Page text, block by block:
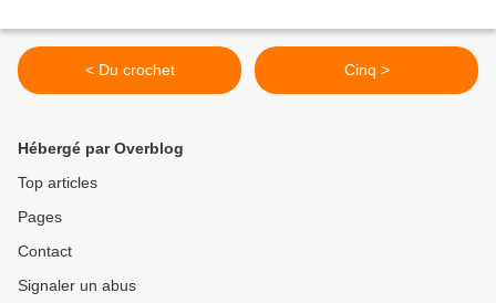
< Du crochet Cinq >
Hébergé par Overblog
Top articles
Pages
Contact
Signaler un abus